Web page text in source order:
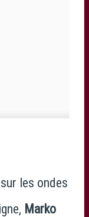
les ondes
Marko